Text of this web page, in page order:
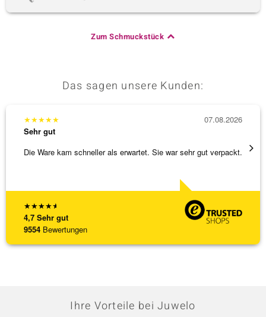
Zum Schmuckstück
Das sagen unsere Kunden:
★★★★★
4,7 Sehr gut
9554 Bewertungen
★★★★★
Sehr gut
Die Ware kam schneller als erwartet. Sie war sehr gut verpackt.
07.08.2026
Ihre Vorteile bei Juwelo